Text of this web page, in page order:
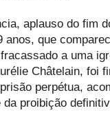
aplauso do fim
anos, que
a uma
Châtelain, foi
perpétua,
proibição